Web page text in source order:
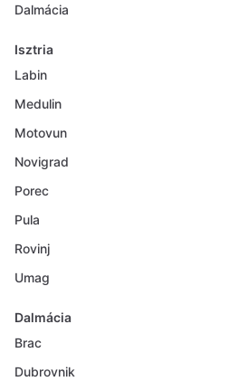
Dalmácia
Isztria
Labin
Medulin
Motovun
Novigrad
Porec
Pula
Rovinj
Umag
Dalmácia
Brac
Dubrovnik